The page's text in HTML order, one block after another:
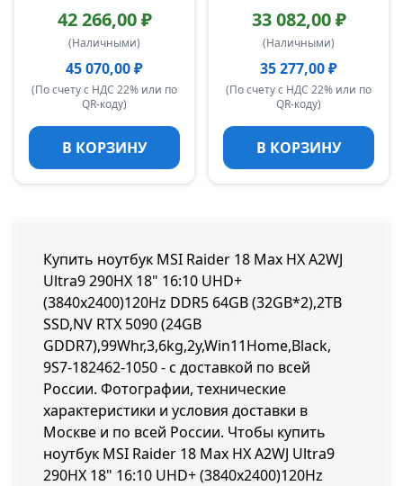
42 266,00 ₽
(Наличными)
45 070,00 ₽
(По счету с НДС 22% или по
QR-коду)
В КОРЗИНУ
33 082,00 ₽
(Наличными)
35 277,00 ₽
(По счету с НДС 22% или по
QR-коду)
В КОРЗИНУ
Купить ноутбук MSI Raider 18 Max HX A2WJ
Ultra9 290HX 18" 16:10 UHD+
(3840x2400)120Hz DDR5 64GB (32GB*2),2TB
SSD,NV RTX 5090 (24GB
GDDR7),99Whr,3,6kg,2y,Win11Home,Black,
9S7-182462-1050 - с доставкой по всей
России. Фотографии, технические
характеристики и условия доставки в
Москве и по всей России. Чтобы купить
ноутбук MSI Raider 18 Max HX A2WJ Ultra9
290HX 18" 16:10 UHD+ (3840x2400)120Hz